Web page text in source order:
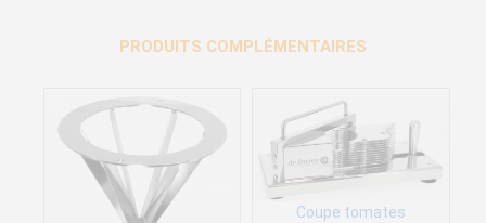
PRODUITS COMPLÉMENTAIRES
Coupe tomates